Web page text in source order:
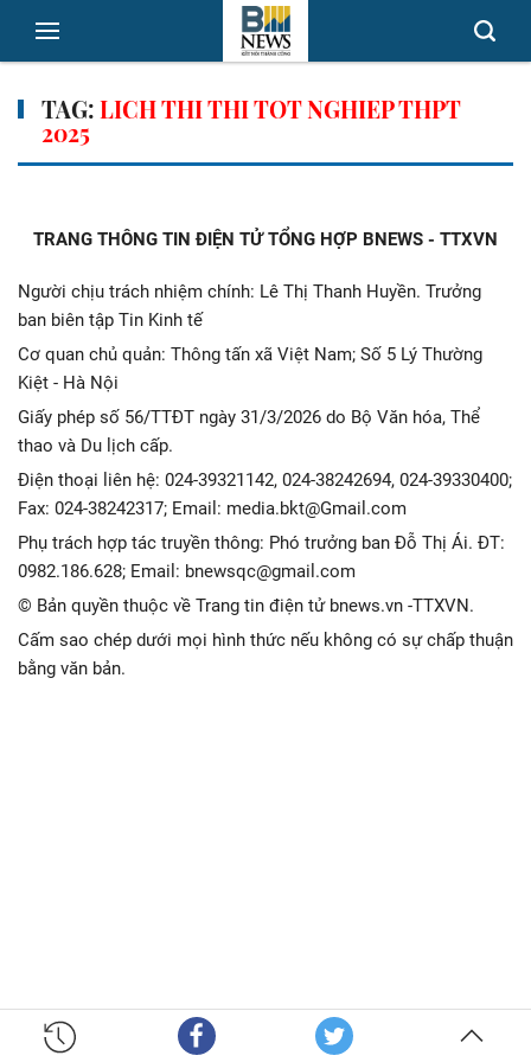
TAG:LICH THI THI TOT NGHIEP THPT
2025
TRANG THÔNG TIN ĐIỆN TỬ TỔNG HỢP BNEWS - TTXVN
Người chịu trách nhiệm chính: Lê Thị Thanh Huyền. Trưởng
ban biên tập Tin Kinh tế
Cơ quan chủ quản: Thông tấn xã Việt Nam; Số 5 Lý Thường
Kiệt - Hà Nội
Giấy phép số 56/TTĐT ngày 31/3/2026 do Bộ Văn hóa, Thể
thao và Du lịch cấp.
Điện thoại liên hệ: 024-39321142, 024-38242694, 024-39330400;
Fax: 024-38242317; Email: media.bkt@Gmail.com
Phụ trách hợp tác truyền thông: Phó trưởng ban Đỗ Thị Ái. ĐT:
0982.186.628; Email: bnewsqc@gmail.com
© Bản quyền thuộc về Trang tin điện tử bnews.vn -TTXVN.
Cấm sao chép dưới mọi hình thức nếu không có sự chấp thuận
bằng văn bản.